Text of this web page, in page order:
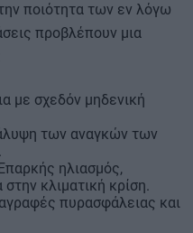
ποιότητα των εν λόγω
προβλέπουν μια
με σχεδόν μηδενική
των αναγκών των
Επαρκής ηλιασμός,
κλιματική κρίση.
πυρασφάλειας και